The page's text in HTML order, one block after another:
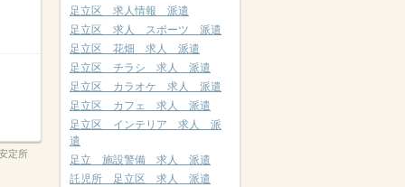
定所
足立区 求人情報 派遣
足立区 求人 スポーツ 派遣
足立区 花畑 求人 派遣
足立区 チラシ 求人 派遣
足立区 カラオケ 求人 派遣
足立区 カフェ 求人 派遣
足立区 インテリア 求人 派
遣
足立 施設警備 求人 派遣
託児所 足立区 求人 派遣